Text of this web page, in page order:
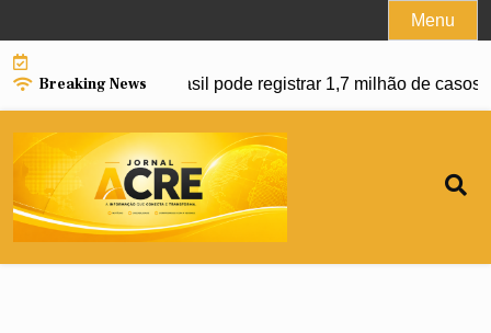
to
content
Menu
Breaking News
da dengue e Brasil pode registrar 1,7 milhão de casos